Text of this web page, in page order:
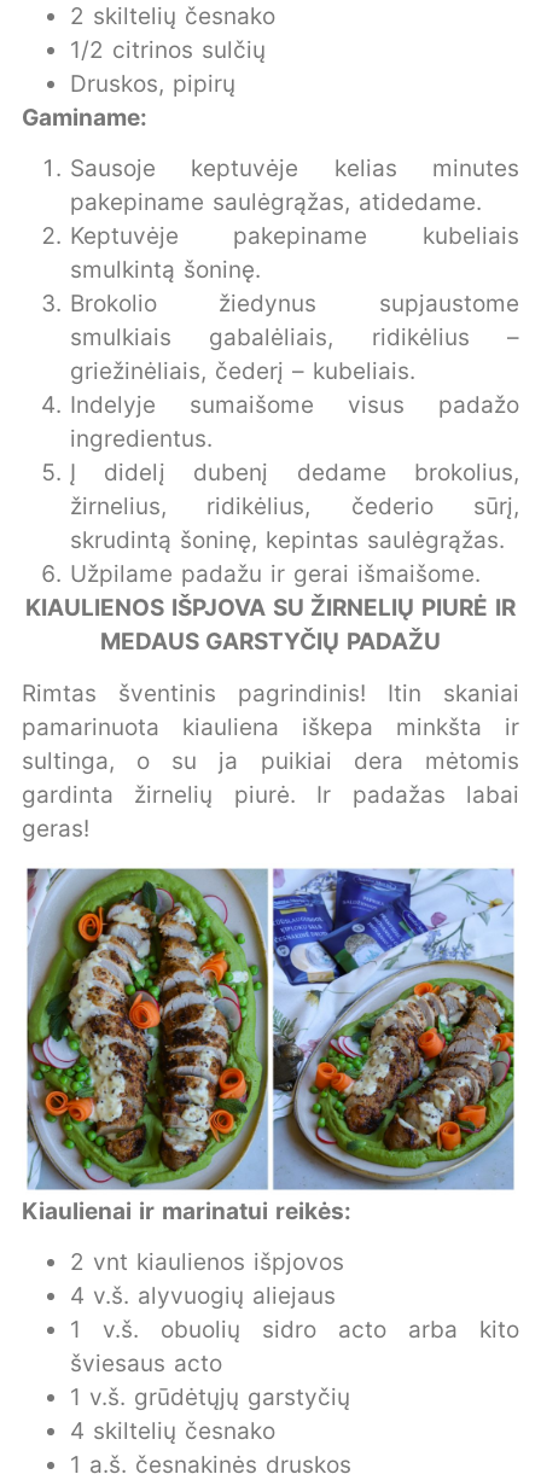
2 skiltelių česnako
1/2 citrinos sulčių
Druskos, pipirų
Gaminame:
Sausoje keptuvėje kelias minutes
pakepiname saulėgrąžas, atidedame.
Keptuvėje pakepiname kubeliais
smulkintą šoninę.
Brokolio žiedynus supjaustome
smulkiais gabalėliais, ridikėlius –
griežinėliais, čederį – kubeliais.
Indelyje sumaišome visus padažo
ingredientus.
Į didelį dubenį dedame brokolius,
žirnelius, ridikėlius, čederio sūrį,
skrudintą šoninę, kepintas saulėgrąžas.
Užpilame padažu ir gerai išmaišome.
KIAULIENOS IŠPJOVA SU ŽIRNELIŲ PIURĖ IR
MEDAUS GARSTYČIŲ PADAŽU
Rimtas šventinis pagrindinis! Itin skaniai
pamarinuota kiauliena iškepa minkšta ir
sultinga, o su ja puikiai dera mėtomis
gardinta žirnelių piurė. Ir padažas labai
geras!
Kiaulienai ir marinatui reikės:
2 vnt kiaulienos išpjovos
4 v.š. alyvuogių aliejaus
1 v.š. obuolių sidro acto arba kito
šviesaus acto
1 v.š. grūdėtųjų garstyčių
4 skiltelių česnako
1 a.š. česnakinės druskos